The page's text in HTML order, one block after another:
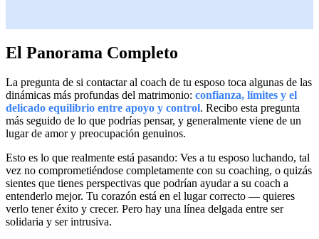
El Panorama Completo
La pregunta de si contactar al coach de tu esposo toca algunas de las
dinámicas más profundas del matrimonio: confianza, límites y el
delicado equilibrio entre apoyo y control. Recibo esta pregunta
más seguido de lo que podrías pensar, y generalmente viene de un
lugar de amor y preocupación genuinos.
Esto es lo que realmente está pasando: Ves a tu esposo luchando, tal
vez no comprometiéndose completamente con su coaching, o quizás
sientes que tienes perspectivas que podrían ayudar a su coach a
entenderlo mejor. Tu corazón está en el lugar correcto — quieres
verlo tener éxito y crecer. Pero hay una línea delgada entre ser
solidaria y ser intrusiva.